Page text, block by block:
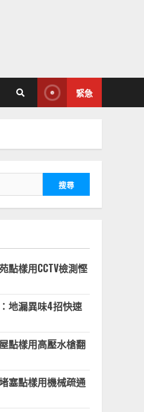
緊急
點樣用CCTV檢測慳
地漏異味4招快速
點樣用高壓水槍翻
塞點樣用機械疏通